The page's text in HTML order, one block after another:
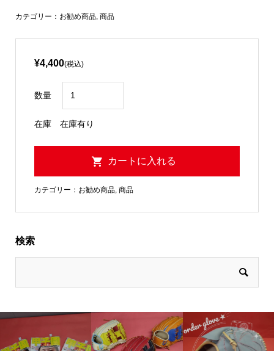
カテゴリー： お勧め商品, 商品
¥4,400(税込)
数量
在庫 在庫有り
カテゴリー： お勧め商品, 商品
検索